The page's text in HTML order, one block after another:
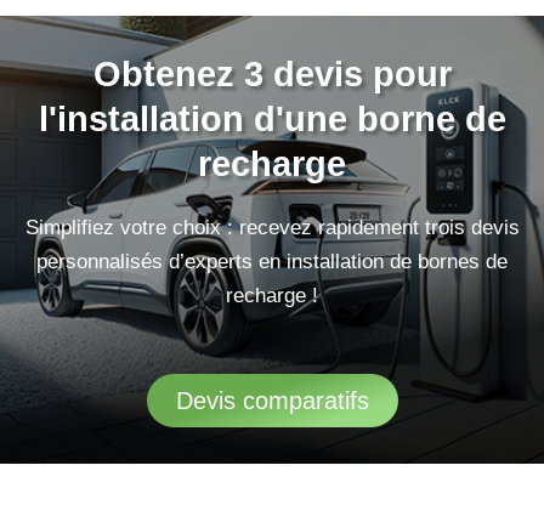
Obtenez 3 devis pour
l'installation d'une borne de
recharge
Simplifiez votre choix : recevez rapidement trois devis
personnalisés d’experts en installation de bornes de
recharge !
Devis comparatifs